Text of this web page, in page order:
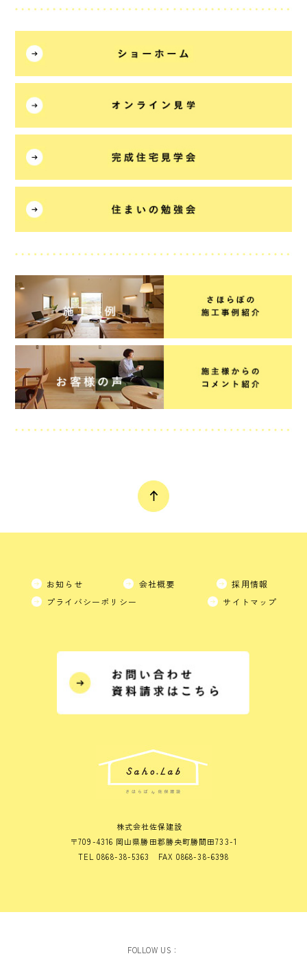
お知らせ 会社概要
採用情報
プライバシーポリシー
サイトマップ
株式会社佐保建設
〒709-4316 岡山県勝田郡勝央町勝間田733-1
TEL 0868-38-5363 FAX 0868-38-6398
FOLLOW US：